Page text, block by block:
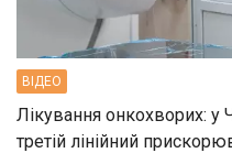
ВIДЕО
Лікування онкохворих: у
третій лінійний